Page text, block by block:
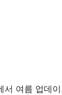
서 여름 업데